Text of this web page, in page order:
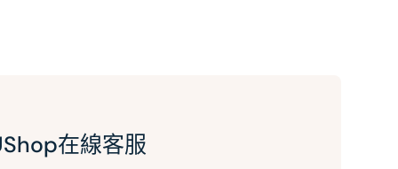
在線客服